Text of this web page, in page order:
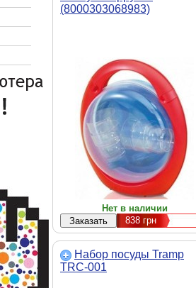
(8000303068983)
Нет в наличии
838грн
Набор посуды Tramp
TRC-001